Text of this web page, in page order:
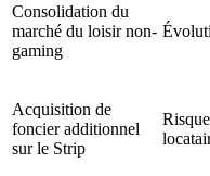
Consolidation du
marché du loisir non-
gaming
Acquisition de
foncier additionnel
sur le Strip